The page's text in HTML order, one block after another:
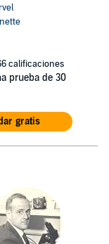
calificaciones
prueba de 30
gratis